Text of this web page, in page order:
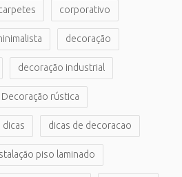
corporativo
decoração
decoração industrial
Decoração rústica
dicas dicas de decoracao
piso laminado